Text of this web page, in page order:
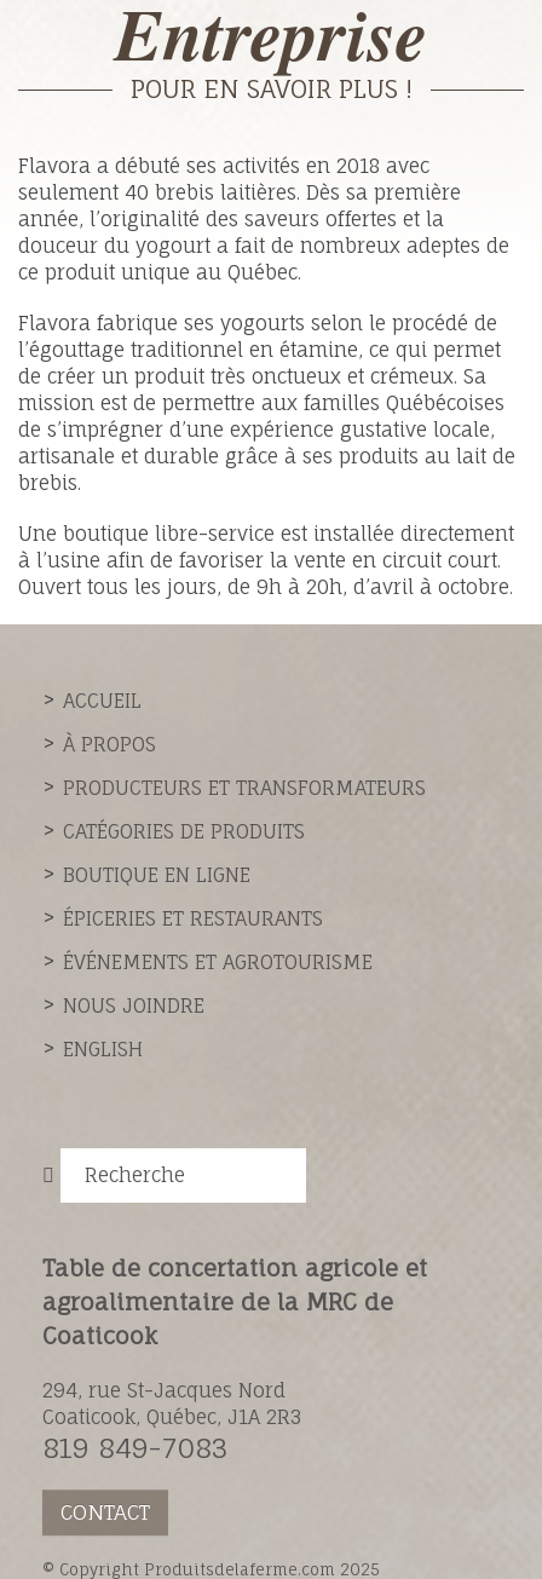
Entreprise
POUR EN SAVOIR PLUS !
Flavora a débuté ses activités en 2018 avec
seulement 40 brebis laitières. Dès sa première
année, l’originalité des saveurs offertes et la
douceur du yogourt a fait de nombreux adeptes de
ce produit unique au Québec.
Flavora fabrique ses yogourts selon le procédé de
l’égouttage traditionnel en étamine, ce qui permet
de créer un produit très onctueux et crémeux. Sa
mission est de permettre aux familles Québécoises
de s’imprégner d’une expérience gustative locale,
artisanale et durable grâce à ses produits au lait de
brebis.
Une boutique libre-service est installée directement
à l’usine afin de favoriser la vente en circuit court.
Ouvert tous les jours, de 9h à 20h, d’avril à octobre.
ACCUEIL
À PROPOS
PRODUCTEURS ET TRANSFORMATEURS
CATÉGORIES DE PRODUITS
BOUTIQUE EN LIGNE
ÉPICERIES ET RESTAURANTS
ÉVÉNEMENTS ET AGROTOURISME
NOUS JOINDRE
ENGLISH
Recherche
Table de concertation agricole et
agroalimentaire de la MRC de
Coaticook
294, rue St-Jacques Nord
Coaticook, Québec, J1A 2R3
819 849-7083
CONTACT
© Copyright Produitsdelaferme.com 2025